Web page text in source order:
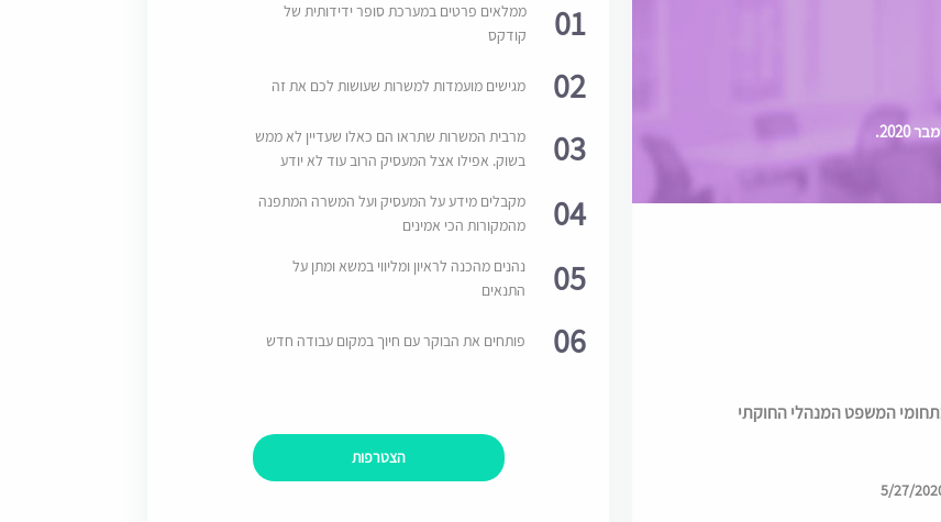
המשפט המנהלי החוקתי
01
ממלאים פרטים במערכת סופר ידידותית של
קודקס
02 מגישים מועמדות למשרות שעושות לכם את זה
03
מרבית המשרות שתראו הם כאלו שעדיין לא ממש
בשוק. אפילו אצל המעסיק הרוב עוד לא יודע
04
מקבלים מידע על המעסיק ועל המשרה המתפנה
מהמקורות הכי אמינים
05
נהנים מהכנה לראיון ומליווי במשא ומתן על
התנאים
06 פותחים את הבוקר עם חיוך במקום עבודה חדש
הצטרפות